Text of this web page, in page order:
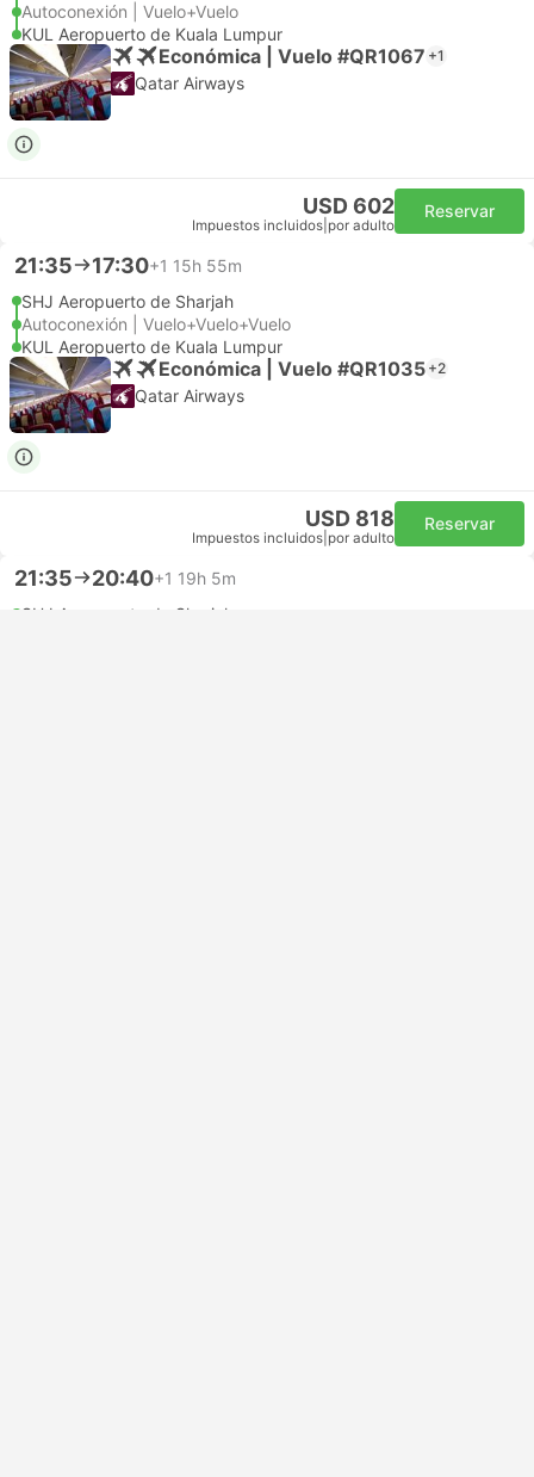
Autoconexión | Vuelo+Vuelo
KUL Aeropuerto de Kuala Lumpur
Económica | Vuelo #QR1067 +1
Qatar Airways
USD 602
Impuestos incluidos por adulto
Reservar
21:35 17:30+1 15h 55m
SHJ Aeropuerto de Sharjah
Autoconexión | Vuelo+Vuelo+Vuelo
KUL Aeropuerto de Kuala Lumpur
Económica | Vuelo #QR1035 +2
Qatar Airways
USD 818
Impuestos incluidos por adulto
Reservar
21:35 20:40+1 19h 5m
SHJ Aeropuerto de Sharjah